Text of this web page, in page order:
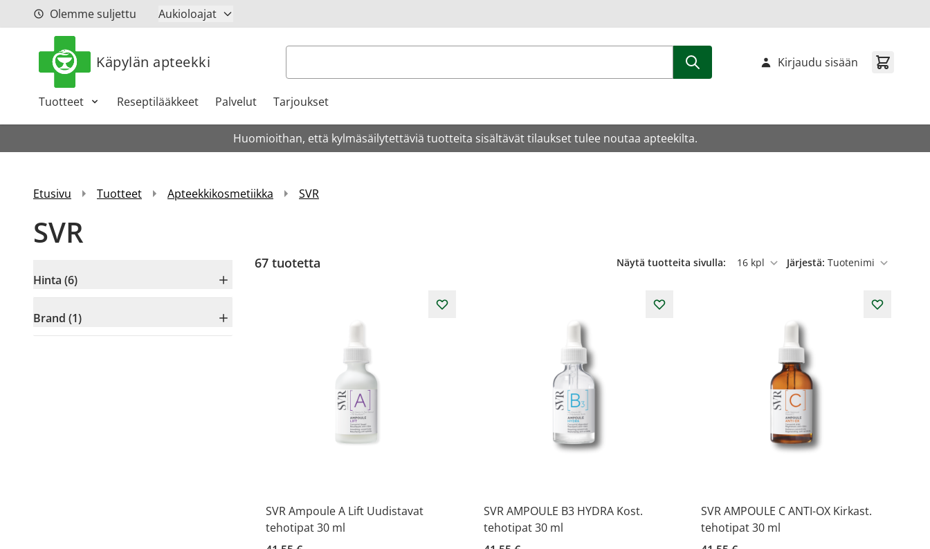
Siirry sisältöönOlemme suljettu Aukioloajat
Käpylän apteekki Haku
Tuotteet Reseptilääkkeet Palvelut Tarjoukset
Kirjaudu sisään
Huomioithan, että kylmäsäilytettäviä tuotteita sisältävät tilaukset tulee noutaa apteekilta.
Etusivu Tuotteet Apteekkikosmetiikka SVR
SVR
Hinta (6)
Brand (1)
67 tuotetta Näytä tuotteita sivulla:
per sivu
Järjestä:
SVR Ampoule A Lift Uudistavat
tehotipat 30 ml
SVR AMPOULE B3 HYDRA Kost.
tehotipat 30 ml
SVR AMPOULE C ANTI-OX Kirkast.
tehotipat 30 ml